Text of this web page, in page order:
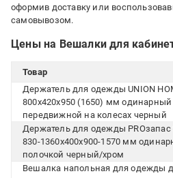
оформив доставку или
самовывозом.
Цены на Вешалки для
Товар
Держатель для одежды UNION
800x420x950 (1650) мм одинарный
передвижной на колесах черный
Держатель для одежды PROзапас
830-1360x400x900-1570 мм
полочкой черный/хром
Вешалка напольная для одежды